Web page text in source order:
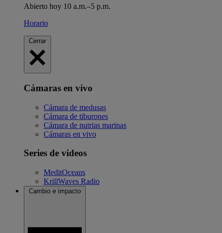
Abierto hoy 10 a.m.–5 p.m.
Horario
Cerrar
Cámaras en vivo
Cámara de medusas
Cámara de tiburones
Cámara de nutrias marinas
Cámaras en vivo
Series de videos
MeditOceans
KrillWaves Radio
Cambio e impacto